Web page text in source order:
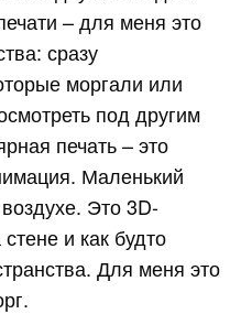
– для меня это
сразу
моргали или
под другим
печать – это
Маленький
Это 3D-
и как будто
Для меня это